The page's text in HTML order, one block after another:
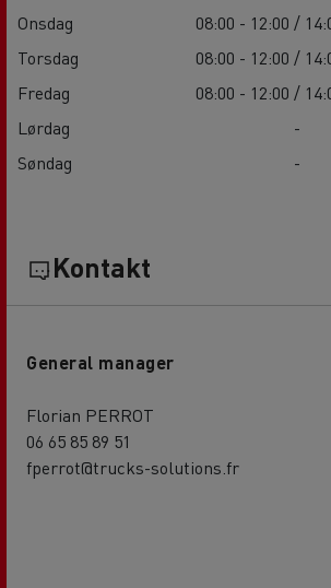
Onsdag
08:00 - 12:00 /
Torsdag
08:00 - 12:00 /
Fredag
08:00 - 12:00 /
Lørdag
-
Søndag
-
Kontakt
General manager
Florian PERROT
06 65 85 89 51
fperrot@trucks-solutions.fr